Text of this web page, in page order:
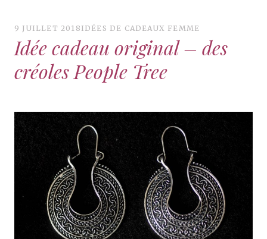
9 JUILLET 2018 IDÉES DE CADEAUX FEMME
Idée cadeau original – des
créoles People Tree